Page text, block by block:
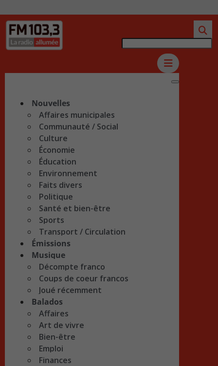
Nouvelles
Affaires municipales
Communauté / Social
Culture
Économie
Éducation
Environnement
Faits divers
Politique
Santé et bien-être
Sports
Transport / Circulation
Émissions
Musique
Décompte franco
Coups de coeur francos
Joué récemment
Balados
Affaires
Art de vivre
Bien-être
Emploi
Finances